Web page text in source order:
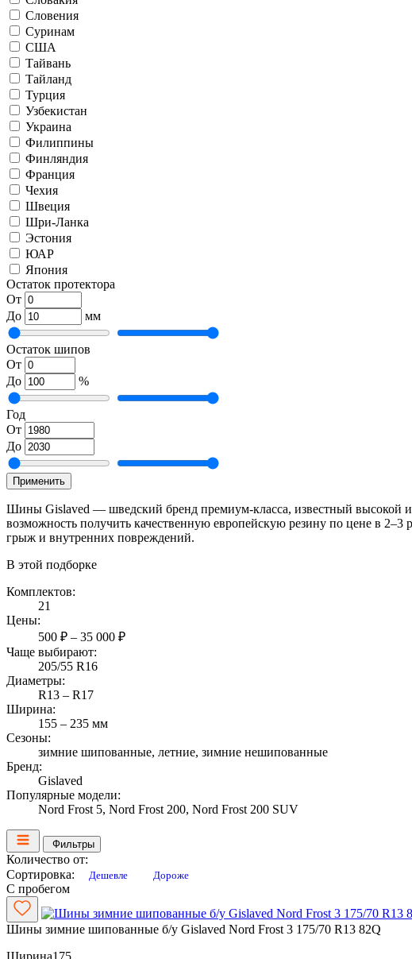
Словения
Суринам
США
Тайвань
Тайланд
Турция
Узбекистан
Украина
Филиппины
Финляндия
Франция
Чехия
Швеция
Шри-Ланка
Эстония
ЮАР
Япония
Остаток протектора
От
До
мм
Остаток шипов
От
До
%
Год
От
До
Применить
Шины Gislaved — шведский бренд премиум-класса, известный высокой
возможность получить качественную европейскую резину по цене в 2–3
грыж и внутренних повреждений.
В этой подборке
Комплектов:
21
Цены:
500 ₽ – 35 000 ₽
Чаще выбирают:
205/55 R16
Диаметры:
R13 – R17
Ширина:
155 – 235 мм
Сезоны:
зимние шипованные, летние, зимние нешипованные
Бренд:
Gislaved
Популярные модели:
Nord Frost 5, Nord Frost 200, Nord Frost 200 SUV
Фильтры
Количество от:
Сортировка:
Дешевле Дороже
С пробегом
Шины зимние шипованные б/у Gislaved Nord Frost 3 175/70 R13 82Q
Ширина175